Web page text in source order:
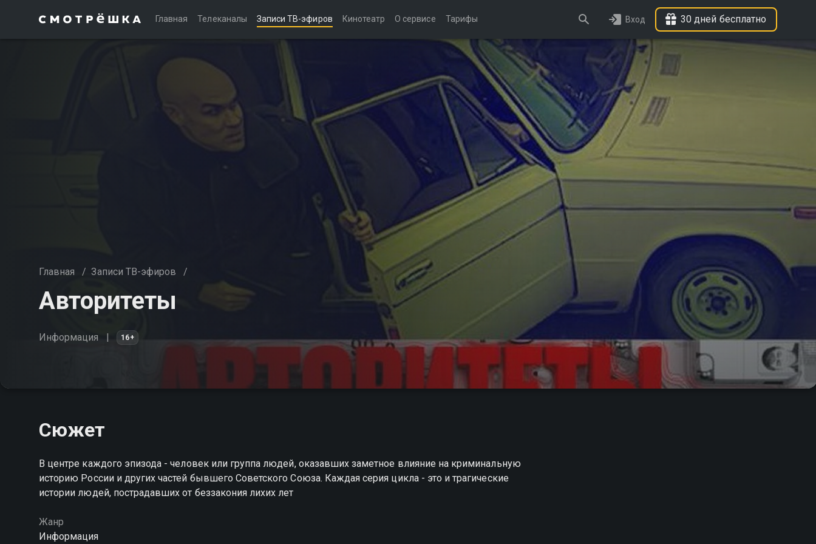
Главная Телеканалы Записи ТВ-эфиров Кинотеатр О сервисе Тарифы Вход 30 дней бесплатно
Главная / Записи ТВ-эфиров /
Авторитеты
Информация 16+
Сюжет
В центре каждого эпизода - человек или группа людей, оказавших заметное влияние на криминальную
историю России и других частей бывшего Советского Союза. Каждая серия цикла - это и трагические
истории людей, пострадавших от беззакония лихих лет
Жанр
Информация